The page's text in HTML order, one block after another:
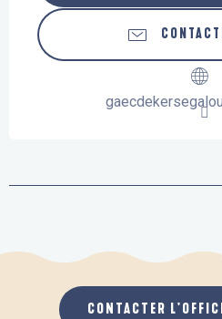
CONTACTER